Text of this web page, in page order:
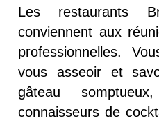
Les restaurants
conviennent aux
professionnelles.
vous asseoir et
gâteau
connaisseurs de